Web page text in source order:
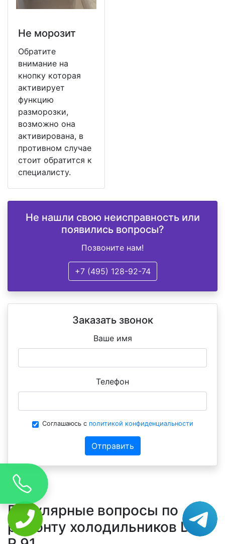
Не морозит
Обратите
внимание на
кнопку которая
активирует
функцию
разморозки,
возможно она
активирована, в
противном случае
стоит обратится к
специалисту.
Не нашли свою неисправность или
появились вопросы?
Позвоните нам!
+7 (495) 128-92-74
Заказать звонок
Ваше имя
Телефон
Соглашаюсь с политикой конфиденциальности
Отправить
Популярные вопросы по
ремонту холодильников Don